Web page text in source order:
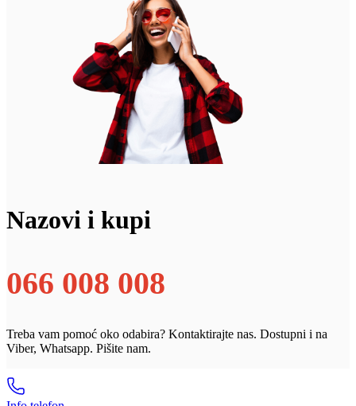
Nazovi i kupi
066 008 008
Treba vam pomoć oko odabira? Kontaktirajte nas. Dostupni i na
Viber, Whatsapp. Pišite nam.